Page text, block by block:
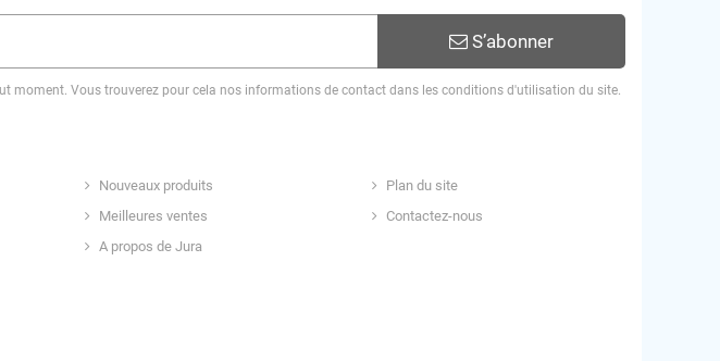
S’abonner
moment. Vous trouverez pour cela nos informations de contact dans les conditions d'utilisation du site.
Nouveaux produits
Meilleures ventes
A propos de Jura
Plan du site
Contactez-nous